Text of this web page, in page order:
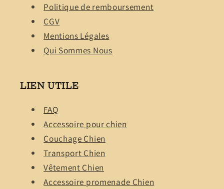
Politique de remboursement
CGV
Mentions Légales
Qui Sommes Nous
LIEN UTILE
FAQ
Accessoire pour chien
Couchage Chien
Transport Chien
Vêtement Chien
Accessoire promenade Chien